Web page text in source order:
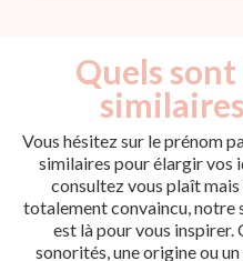
Quels
Vous hésitez sur le prénom
similaires pour élargir vos
consultez vous plaît mais
totalement convaincu, notre
est là pour vous inspirer.
sonorités, une origine ou